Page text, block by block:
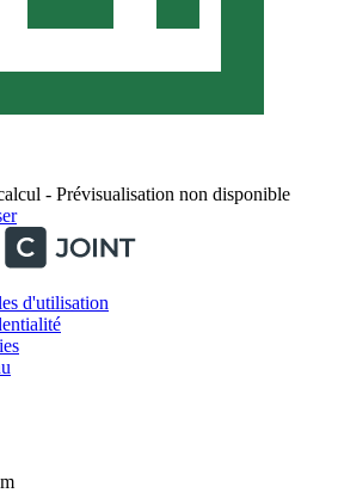
- Prévisualisation non disponible
d'utilisation